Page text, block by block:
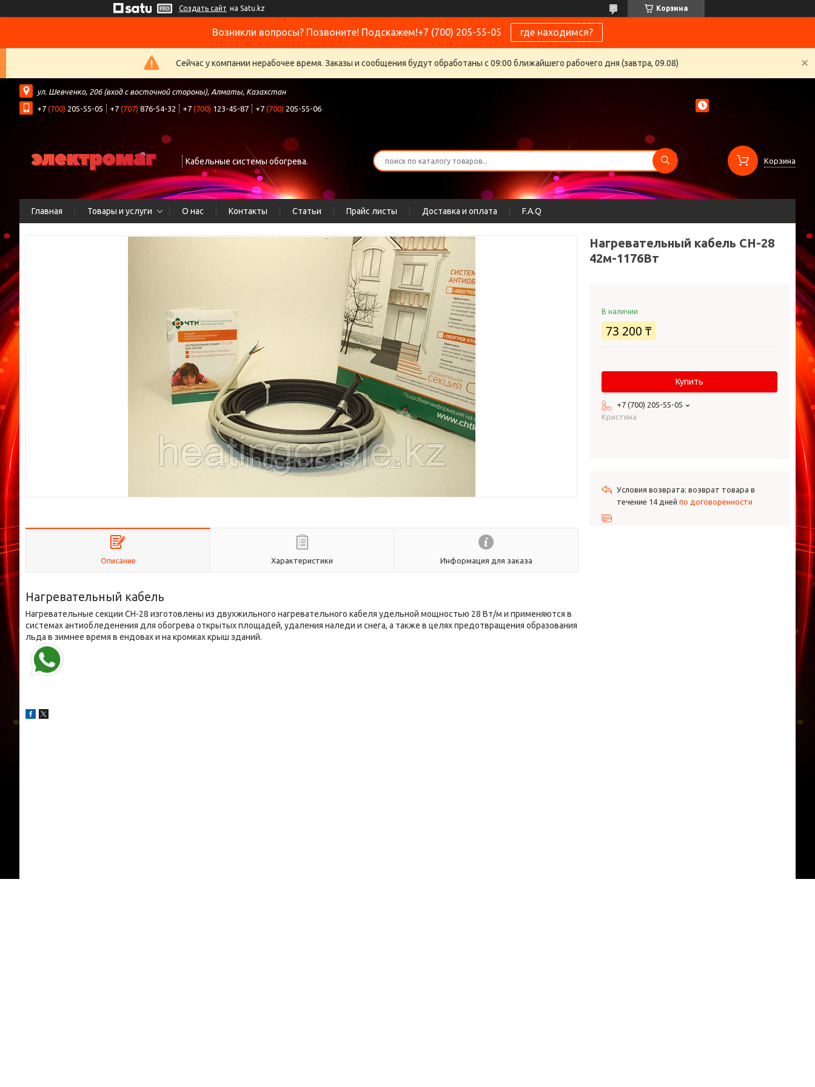
Создать сайт на Satu.kz Корзина
Возникли вопросы? Позвоните! Подскажем!+7 (700) 205-55-05 где находимся?
Сейчас у компании нерабочее время. Заказы и сообщения будут обработаны с 09:00 ближайшего рабочего дня (завтра, 09.08)
ул. Шевченко, 206 (вход с восточной стороны), Алматы, Казахстан
+7 (700) 205-55-05 +7 (707) 876-54-32 +7 (700) 123-45-87 +7 (700) 205-55-06
Кабельные системы обогрева. Корзина
Главная Товары и услуги О нас Контакты Статьи Прайс листы Доставка и оплата F.A.Q
Описание Характеристики Информация для заказа
Нагревательный кабель
Нагревательные секции СН-28 изготовлены из двухжильного нагревательного кабеля удельной мощностью 28 Вт/м и применяются в
системах антиобледенения для обогрева открытых площадей, удаления наледи и снега, а также в целях предотвращения образования
льда в зимнее время в ендовах и на кромках крыш зданий.
Нагревательный кабель СН-28
42м-1176Вт
В наличии
73 200 ₸
Купить
+7 (700) 205-55-05
Кристина
возврат товара в
течение 14 дней по договоренности